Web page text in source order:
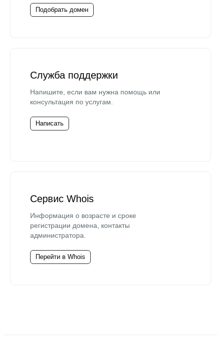
Подобрать домен
Служба поддержки
Напишите, если вам нужна помощь или
консультация по услугам.
Написать
Сервис Whois
Информация о возрасте и сроке
регистрации домена, контакты
администратора.
Перейти в Whois